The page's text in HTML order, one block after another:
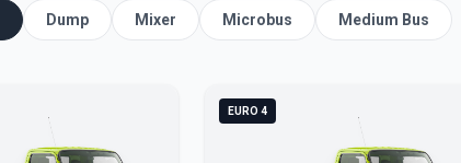
Dump Mixer Microbus Medium Bus
EURO 4